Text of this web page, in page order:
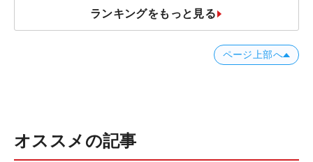
ランキングをもっと見る
ページ上部へ
オススメの記事